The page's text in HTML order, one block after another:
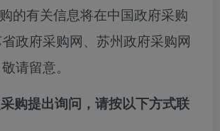
的有关信息将在中国政府采购
政府采购网、苏州政府采购网
请留意。
购提出询问，请按以下方式联